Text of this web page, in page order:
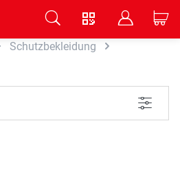
V B C
Schutzbekleidung
L